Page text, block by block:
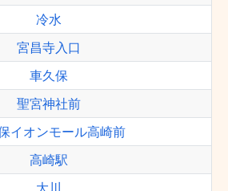
冷水
宮昌寺入口
車久保
聖宮神社前
イオンモール高崎前
高崎駅
大川